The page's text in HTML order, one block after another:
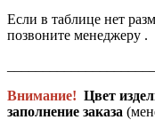
Если в таблице нет
позвоните менеджеру .
Внимание! Цвет
заполнение заказа